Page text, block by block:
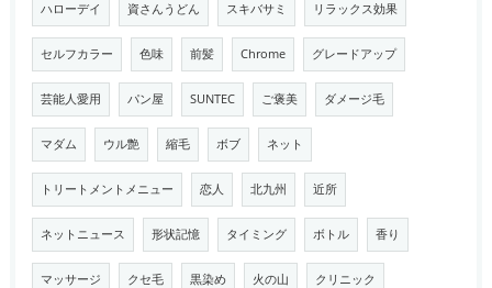
ハローデイ 資さんうどん スキバサミ リラックス効果
セルフカラー 色味 前髪 Chrome グレードアップ
芸能人愛用 パン屋 SUNTEC ご褒美 ダメージ毛
マダム ウル艶 縮毛 ボブ ネット
トリートメントメニュー 恋人 北九州 近所
ネットニュース 形状記憶 タイミング ボトル 香り
マッサージ クセ毛 黒染め 火の山 クリニック